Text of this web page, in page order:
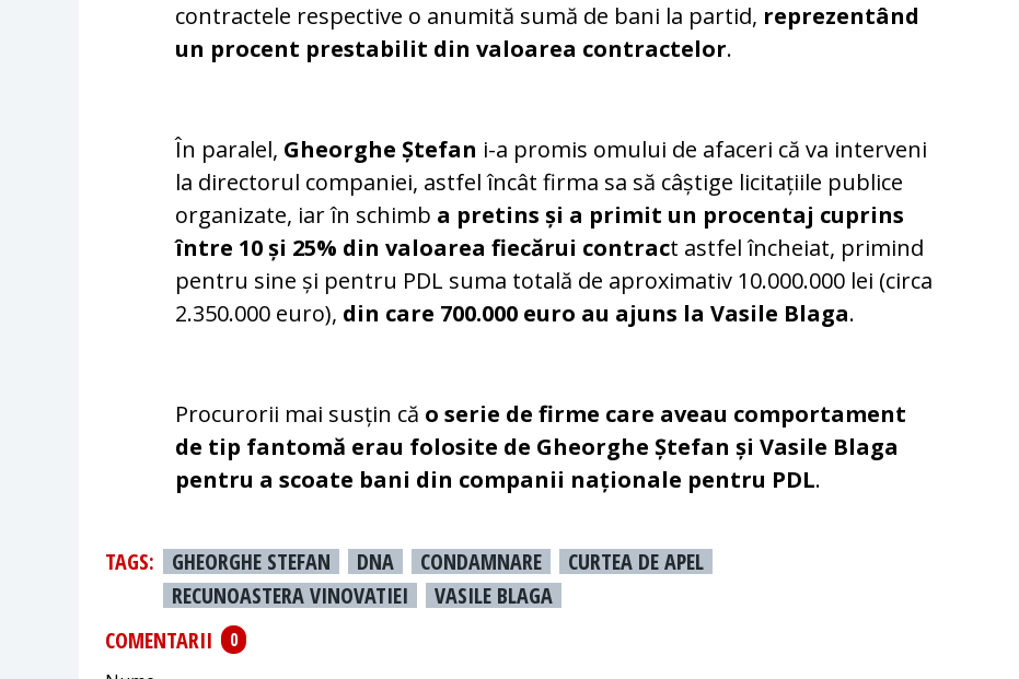
contractele respective o anumită sumă de bani la partid, reprezentând
un procent prestabilit din valoarea contractelor.
În paralel, Gheorghe Ștefan i-a promis omului de afaceri că va interveni
la directorul companiei, astfel încât firma sa să câștige licitațiile publice
organizate, iar în schimb a pretins și a primit un procentaj cuprins
între 10 și 25% din valoarea fiecărui contract astfel încheiat, primind
pentru sine și pentru PDL suma totală de aproximativ 10.000.000 lei (circa
2.350.000 euro), din care 700.000 euro au ajuns la Vasile Blaga.
Procurorii mai susțin că o serie de firme care aveau comportament
de tip fantomă erau folosite de Gheorghe Ștefan și Vasile Blaga
pentru a scoate bani din companii naționale pentru PDL.
TAGS: GHEORGHE STEFAN DNA CONDAMNARE
CURTEA DE APEL
RECUNOASTERA VINOVATIEI
VASILE BLAGA
COMENTARII
0